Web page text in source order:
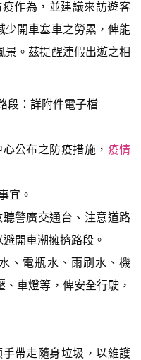
作為，並建議來訪遊客
少開車塞車之勞累，俾能
景。茲提醒連假出遊之相
段：詳附件電子檔
公布之防疫措施， 疫情
宜。
警廣交通台、注意道路
開車潮擁擠路段。
、電瓶水、雨刷水、機
車燈等，俾安全行駛，
帶走隨身垃圾，以維護